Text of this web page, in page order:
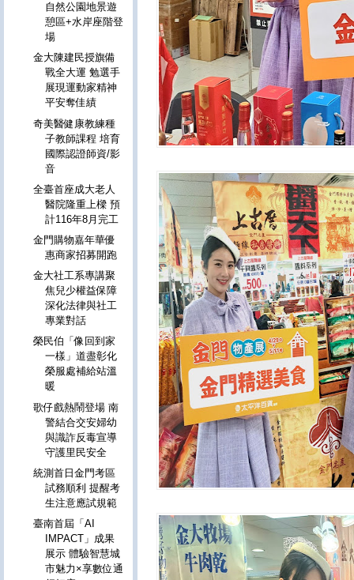
自然公園地景遊
憩區+水岸座階登
場
金大陳建民授旗備
戰全大運 勉選手
展現運動家精神
平安奪佳績
奇美醫健康教練種
子教師課程 培育
國際認證師資/影
音
全臺首座成大老人
醫院隆重上樑 預
計116年8月完工
金門購物嘉年華優
惠商家招募開跑
金大社工系專講聚
焦兒少權益保障
深化法律與社工
專業對話
榮民伯「像回到家
一樣」道盡彰化
榮服處補給站溫
暖
歌仔戲熱鬧登場 南
警結合交安婦幼
與識詐反毒宣導
守護里民安全
統測首日金門考區
試務順利 提醒考
生注意應試規範
臺南首屆「AI
IMPACT」成果
展示 體驗智慧城
市魅力×享數位通